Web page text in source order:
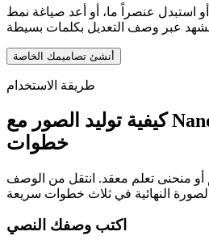
أو استبدل عنصراً ما، أو أعد صياغة نمط
أنشئ تصاميمك الخاصة
طريقة الاستخدام
كيفية توليد الصور مع Nano Banana 2 في 3
خطوات
أو منحنى تعلم معقد. انتقل من الوصف
اكتب وصفك النصي